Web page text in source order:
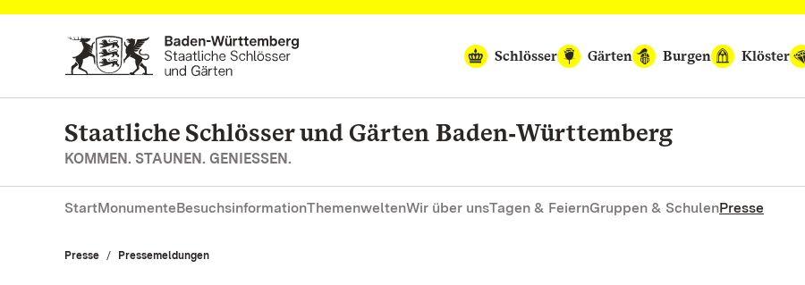
Zum Hauptinhalt springen
Schlösser
Gärten Burgen Klöster
Staatliche Schlösser und Gärten Baden‑Württemberg
KOMMEN. STAUNEN. GENIESSEN.
StartMonumenteBesuchsinformationThemenweltenWir über unsTagen & FeiernGruppen & SchulenPresse
Presse Pressemeldungen